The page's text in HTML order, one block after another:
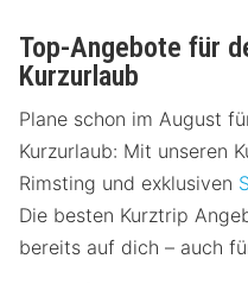
Top-Angebote für
Kurzurlaub
Plane schon im August
Kurzurlaub: Mit unseren
Rimsting und exklusiven
Die besten Kurztrip
bereits auf dich – auch